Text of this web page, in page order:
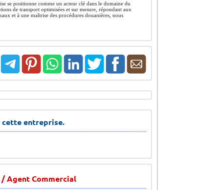
se positionne comme un acteur clé dans le domaine du
de transport optimisées et sur mesure, répondant aux
et à une maîtrise des procédures douanières, nous
cette entreprise.
Agent Commercial